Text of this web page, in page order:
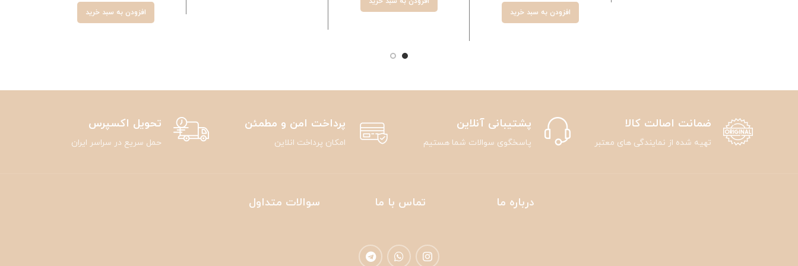
افزودن به سبد خرید افزودن به سبد خرید
ضمانت اصالت کالا
تهیه شده از نمایندگی های معتبر
پشتیبانی آنلاین
پاسخگوی سوالات شما هستیم
پرداخت امن و مطمئن
امکان پرداخت انلاین
تحویل اکسپرس
حمل سریع در سراسر ایران
درباره ما تماس با ما سوالات متداول